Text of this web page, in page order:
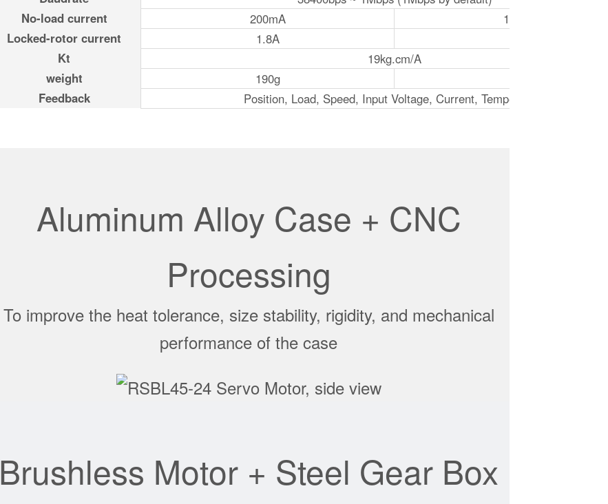
No-load current
200mA
160mA
Locked-rotor current
1.8A
Kt
19kg.cm/A
weight
190g
Feedback
Position, Load, Speed, Input Voltage, Current, Temperature
Aluminum Alloy Case + CNC
Processing
To improve the heat tolerance, size stability, rigidity, and mechanical
performance of the case
Brushless Motor + Steel Gear Box